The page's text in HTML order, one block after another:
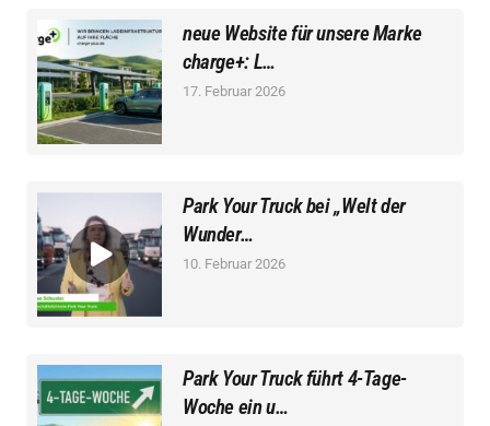
neue Website für unsere Marke
charge+: L…
17. Februar 2026
Park Your Truck bei „Welt der
Wunder…
10. Februar 2026
Park Your Truck führt 4-Tage-
Woche ein u…